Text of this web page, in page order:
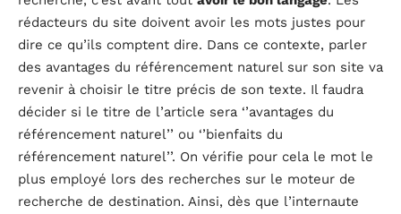
rédacteurs du site doivent avoir les mots justes pour
dire ce qu’ils comptent dire. Dans ce contexte, parler
des avantages du référencement naturel sur son site va
revenir à choisir le titre précis de son texte. Il faudra
décider si le titre de l’article sera ‘’avantages du
référencement naturel’’ ou ‘’bienfaits du
référencement naturel’’. On vérifie pour cela le mot le
plus employé lors des recherches sur le moteur de
recherche de destination. Ainsi, dès que l’internaute